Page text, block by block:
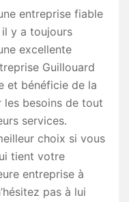
entreprise fiable
y a toujours
excellente
Guillouard
et bénéficie de la
les besoins de tout
services.
choix si vous
tient votre
entreprise à
pas à lui